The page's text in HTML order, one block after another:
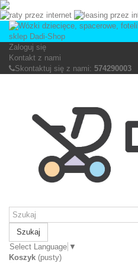
Zaloguj się
Kontakt z nami
Skontaktuj się z nami: 574290003
Szukaj
Select Language ▼
Koszyk (pusty)